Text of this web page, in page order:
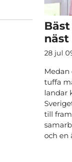
näst
28 jul
Medan
tuffa
landar
till
och en